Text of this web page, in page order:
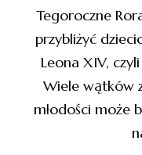
Tegoroczne
przybliżyć
Leona XIV,
Wiele wątków
młodości może